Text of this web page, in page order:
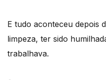
E tudo aconteceu depois
limpeza, ter sido
trabalhava.